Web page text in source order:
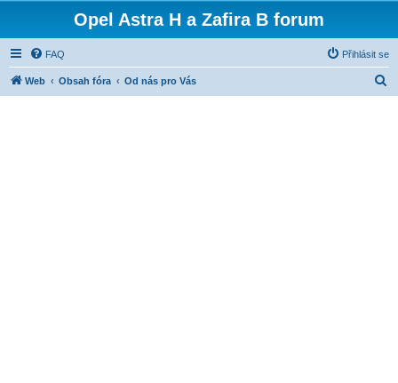
Opel Astra H a Zafira B forum
FAQ Přihlásit se
Web Obsah fóra Od nás pro Vás